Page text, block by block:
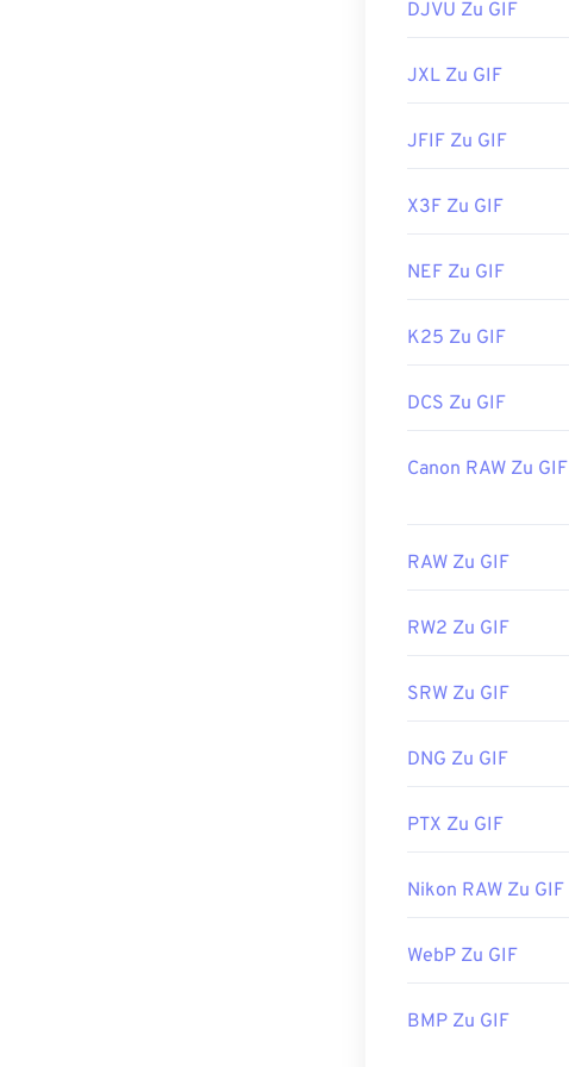
DJVU Zu GIF
JXL Zu GIF
JFIF Zu GIF
X3F Zu GIF
NEF Zu GIF
K25 Zu GIF
DCS Zu GIF
Canon RAW Zu GIF
RAW Zu GIF
RW2 Zu GIF
SRW Zu GIF
DNG Zu GIF
PTX Zu GIF
Nikon RAW Zu GIF
WebP Zu GIF
BMP Zu GIF